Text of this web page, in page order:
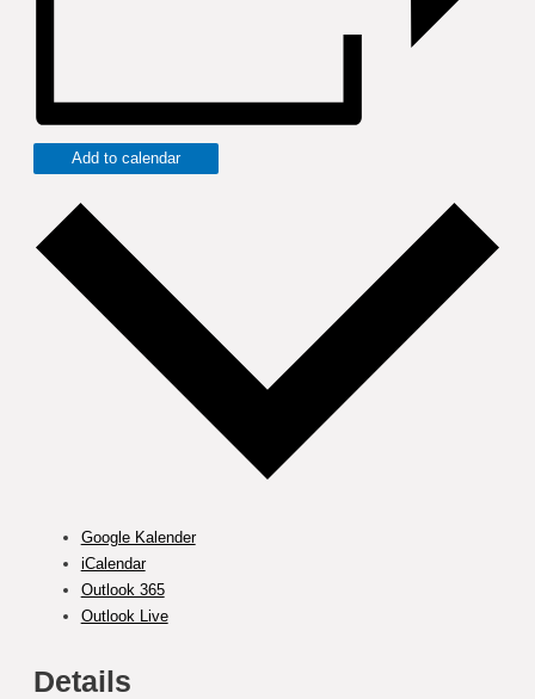
Add to calendar
Google Kalender
iCalendar
Outlook 365
Outlook Live
Details